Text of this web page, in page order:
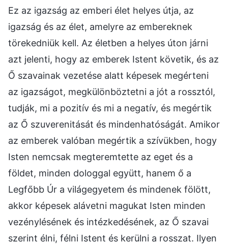
Ez az igazság az emberi élet helyes útja, az
igazság és az élet, amelyre az embereknek
törekedniük kell. Az életben a helyes úton járni
azt jelenti, hogy az emberek Istent követik, és az
Ő szavainak vezetése alatt képesek megérteni
az igazságot, megkülönböztetni a jót a rossztól,
tudják, mi a pozitív és mi a negatív, és megértik
az Ő szuverenitását és mindenhatóságát. Amikor
az emberek valóban megértik a szívükben, hogy
Isten nemcsak megteremtette az eget és a
földet, minden dologgal együtt, hanem ő a
Legfőbb Úr a világegyetem és mindenek fölött,
akkor képesek alávetni magukat Isten minden
vezénylésének és intézkedésének, az Ő szavai
szerint élni, félni Istent és kerülni a rosszat. Ilyen